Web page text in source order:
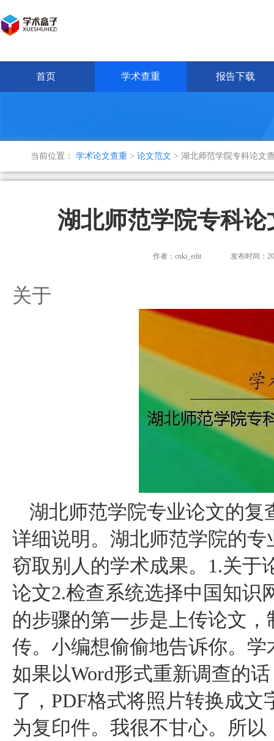
首页 学术查重 报告下载
当前位置： 学术论文查重 > 论文范文 > 湖北师范学院专科论文
湖北师范学院专科
作者：cnki_edit 发布时间：
关于
湖北师范学院专业论文的复
详细说明。湖北师范学院的
窃取别人的学术成果。1.关于
论文2.检查系统选择中国知识
的步骤的第一步是上传论文
传。小编想偷偷地告诉你。
如果以Word形式重新调查的
了，PDF格式将照片转换成
为复印件。我很不甘心。所